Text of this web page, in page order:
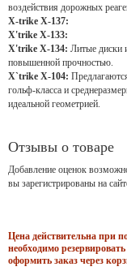
воздействия дорожных
X-trike X-137:
X'trike X-133:
X'trike X-134: Литые диски
повышенной прочностью.
X`trike X-104:
гольф-класса и
идеальной геометрией.
Отзывы о товаре
Добавление оценок
вы зарегистрированы на
Цена действительна при
необходимо
оформить заказ через